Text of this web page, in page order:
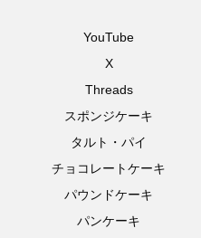
YouTube
X
Threads
スポンジケーキ
タルト・パイ
チョコレートケーキ
パウンドケーキ
パンケーキ